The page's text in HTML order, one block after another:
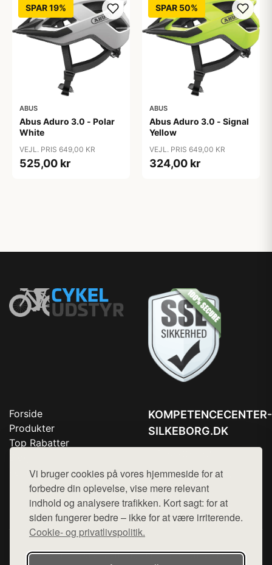
Vi bruger cookies på vores hjemmeside for at
forbedre din oplevelse, vise mere relevant
indhold og analysere trafikken. Kort sagt: for at
siden fungerer bedre – ikke for at være irriterende.
Cookie- og privatlivspolitik.
SPAR 19%
ABUS
Abus Aduro 3.0 - Polar
White
VEJL. PRIS 649,00 KR
525,00 kr
SPAR 50%
ABUS
Abus Aduro 3.0 - Signal
Yellow
VEJL. PRIS 649,00 KR
324,00 kr
Forside
Produkter
Top Rabatter
Kontakt
KOMPETENCECENTER-
SILKEBORG.DK
Mail:hej@want.dk
Cookie- og privatlivspolitik
Denne side er en del af want.dk, der udgiver en række